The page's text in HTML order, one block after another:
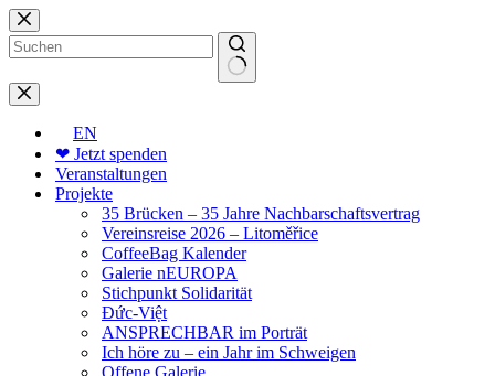
Zum
Inhalt
springen
Keine
Ergebnisse
EN
❤ Jetzt spenden
Veranstaltungen
Projekte
35 Brücken – 35 Jahre Nachbarschaftsvertrag
Vereinsreise 2026 – Litoměřice
CoffeeBag Kalender
Galerie nEUROPA
Stichpunkt Solidarität
Đức-Việt
ANSPRECHBAR im Porträt
Ich höre zu – ein Jahr im Schweigen
Offene Galerie